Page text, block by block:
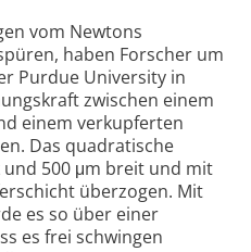
vom Newtons
haben Forscher um
Purdue University in
zwischen einem
einem verkupferten
Das quadratische
und 500 μm breit und mit
überzogen. Mit
es so über einer
es frei schwingen